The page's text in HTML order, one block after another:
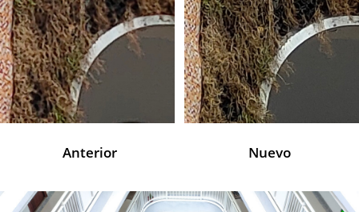
Anterior Nuevo